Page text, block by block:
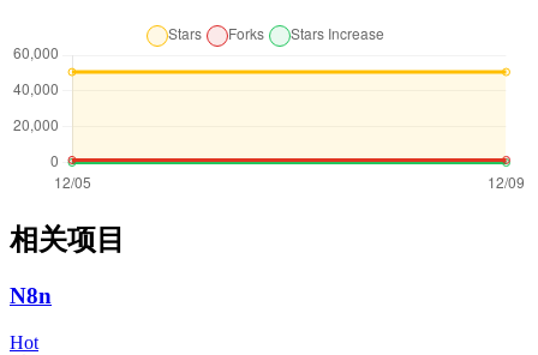
相关项目
N8n
Hot